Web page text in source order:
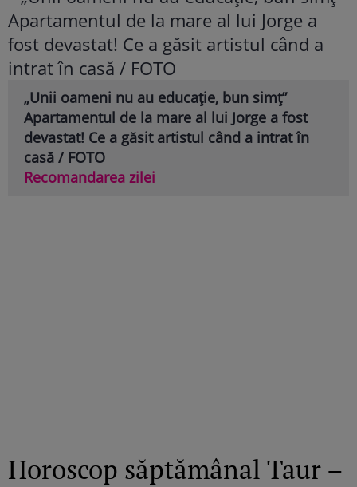
„Unii oameni nu au educație, bun simț”
Apartamentul de la mare al lui Jorge a fost
devastat! Ce a găsit artistul când a intrat în
casă / FOTO
Recomandarea zilei
Horoscop săptămânal Taur –